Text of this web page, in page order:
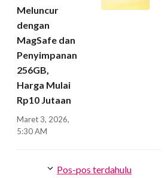
Meluncur
dengan
MagSafe dan
Penyimpanan
256GB,
Harga Mulai
Rp10 Jutaan
Maret 3, 2026,
5:30 AM
Pos-pos terdahulu